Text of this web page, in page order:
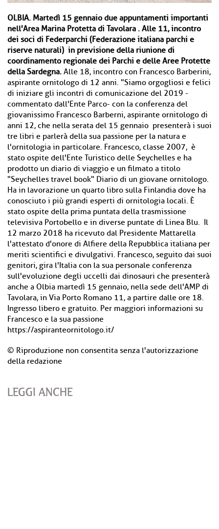
OLBIA. Martedì 15 gennaio due appuntamenti importanti
nell'Area Marina Protetta di Tavolara . Alle 11, incontro
dei soci di Federparchi (Federazione italiana parchi e
riserve naturali) in previsione della riunione di
coordinamento regionale dei Parchi e delle Aree Protette
della Sardegna. Alle 18, incontro con Francesco Barberini,
aspirante ornitologo di 12 anni. "Siamo orgogliosi e felici
di iniziare gli incontri di comunicazione del 2019 -
commentato dall'Ente Parco- con la conferenza del
giovanissimo Francesco Barberni, aspirante ornitologo di
anni 12, che nella serata del 15 gennaio presenterà i suoi
tre libri e parlerà della sua passione per la natura e
l'ornitologia in particolare. Francesco, classe 2007, è
stato ospite dell'Ente Turistico delle Seychelles e ha
prodotto un diario di viaggio e un filmato a titolo
"Seychelles travel book" Diario di un giovane ornitologo.
Ha in lavorazione un quarto libro sulla Finlandia dove ha
conosciuto i più grandi esperti di ornitologia locali. È
stato ospite della prima puntata della trasmissione
televisiva Portobello e in diverse puntate di Linea Blu. Il
12 marzo 2018 ha ricevuto dal Presidente Mattarella
l'attestato d'onore di Alfiere della Repubblica italiana per
meriti scientifici e divulgativi. Francesco, seguito dai suoi
genitori, gira l'Italia con la sua personale conferenza
sull'evoluzione degli uccelli dai dinosauri che presenterà
anche a Olbia martedì 15 gennaio, nella sede dell'AMP di
Tavolara, in Via Porto Romano 11, a partire dalle ore 18.
Ingresso libero e gratuito. Per maggiori informazioni su
Francesco e la sua passione
https://aspiranteornitologo.it/
© Riproduzione non consentita senza l'autorizzazione
della redazione
LEGGI ANCHE